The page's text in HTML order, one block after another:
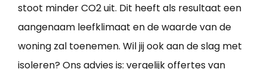
stoot minder CO2 uit. Dit heeft als resultaat een
aangenaam leefklimaat en de waarde van de
woning zal toenemen. Wil jij ook aan de slag met
isoleren? Ons advies is: vergelijk offertes van